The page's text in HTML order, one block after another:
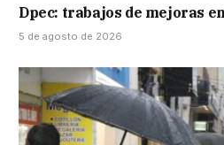
Dpec: trabajos de mejoras
5 de agosto de 2026